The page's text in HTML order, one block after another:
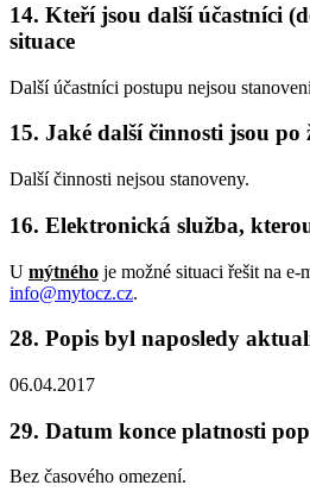
14. Kteří jsou další účastníci
situace
Další účastníci postupu nejsou
15. Jaké další činnosti jsou
Další činnosti nejsou stanoveny.
16. Elektronická služba,
U mýtného je možné situaci řešit na e-
info@mytocz.cz.
28. Popis byl naposledy
06.04.2017
29. Datum konce platnosti
Bez časového omezení.